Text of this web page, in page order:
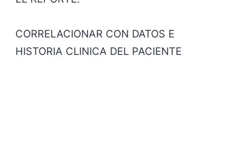
CORRELACIONAR CON DATOS E
HISTORIA CLINICA DEL PACIENTE